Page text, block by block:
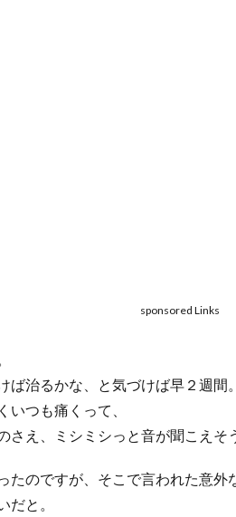
sponsored Links
ば治るかな、と気づけば早２週間。
いつも痛くって、
さえ、ミシミシっと音が聞こえそ
たのですが、そこで言われた意外
だと。